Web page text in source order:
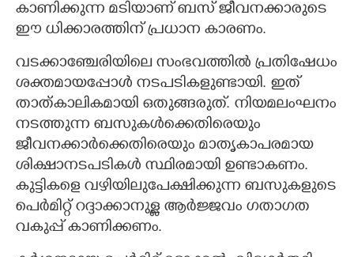
കാണിക്കുന്ന മടിയാണ് ബസ് ജീവനക്കാരുടെ
ഈ ധിക്കാരത്തിന് പ്രധാന കാരണം.
വടക്കാഞ്ചേരിയിലെ സംഭവത്തിൽ പ്രതിഷേധം
ശക്തമായപ്പോൾ നടപടികളുണ്ടായി. ഇത്
താത്കാലികമായി ഒതുങ്ങരുത്. നിയമലംഘനം
നടത്തുന്ന ബസുകൾക്കെതിരെയും
ജീവനക്കാർക്കെതിരെയും മാതൃകാപരമായ
ശിക്ഷാനടപടികൾ സ്ഥിരമായി ഉണ്ടാകണം.
കുട്ടികളെ വഴിയിലുപേക്ഷിക്കുന്ന ബസുകളുടെ
പെർമിറ്റ് റദ്ദാക്കാനുള്ള ആർജ്ജവം ഗതാഗത
വകുപ്പ് കാണിക്കണം.